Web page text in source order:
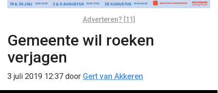
Adverteren? [11]
Gemeente wil roeken
verjagen
3 juli 2019 12:37 door Gert van Akkeren